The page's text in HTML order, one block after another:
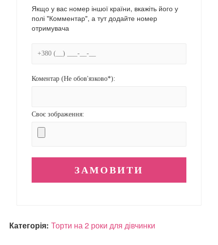
Якщо у вас номер іншої країни, вкажіть його у
полі "Комментар", а тут додайте номер
отримувача
Коментар (Не обов'язково*):
Своє зображення:
Категорія: Торти на 2 роки для дівчинки